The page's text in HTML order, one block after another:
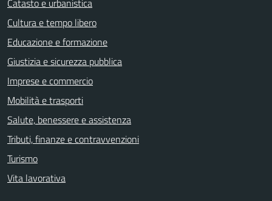
Catasto e urbanistica
Cultura e tempo libero
Educazione e formazione
Giustizia e sicurezza pubblica
Imprese e commercio
Mobilità e trasporti
Salute, benessere e assistenza
Tributi, finanze e contravvenzioni
Turismo
Vita lavorativa